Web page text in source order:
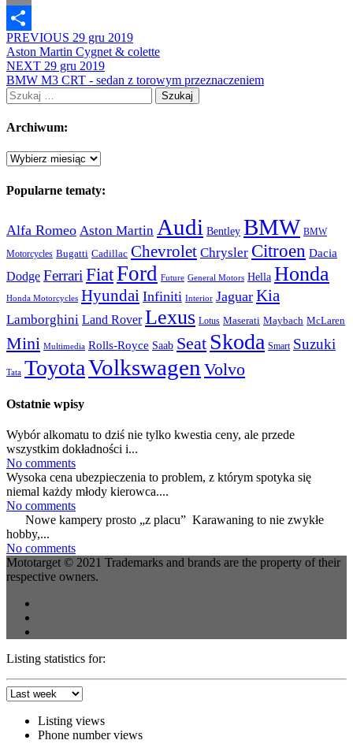
Email
Share
PREVIOUS 29 gru 2019
Aston Martin Cygnet & colette
NEXT 29 gru 2019
BMW M3 CRT - sedan z torowym przeznaczeniem
Szukaj:
Archiwum:
Archiwum:
Popularne tematy:
Alfa Romeo Aston Martin Audi Bentley BMW BMW
Motorcycles Bugatti Cadillac Chevrolet Chrysler Citroen Dacia
Dodge Ferrari FiatFord Future General Motors Hella Honda
Honda Motorcycles Hyundai Infiniti Interior Jaguar Kia
Lamborghini Land Rover Lexus Lotus Maserati Maybach McLaren
Mini Multimedia Rolls-Royce Saab Seat Skoda Smart Suzuki
Tata ToyotaVolkswagen Volvo
Ostatnie wpisy
Wybór alkomatu to dziś nie tylko kwestia ceny, ale przede
wszystkim dokładności i...
No comments
Wysoka cena ubezpieczenia to problem, z którym spotyka się
niemal każdy młody kierowca....
No comments
Nowe kampery prosto „z placu” Karawaning to nie zwykłe
hobby,...
No comments
Mototarget © 2021 Trademarks and brands are the property of their
respective owners.
Listing statistics for:
Listing views
Phone number views